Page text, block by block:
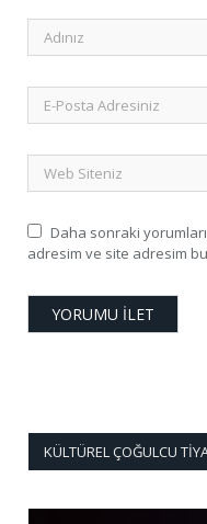
Daha sonraki
adresim ve site adresim
KÜLTÜREL ÇOĞULCU